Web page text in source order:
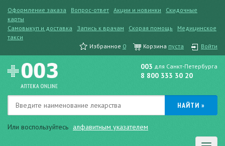
Оформление заказа Вопрос-ответ Акции и новинки
Скидочные
карты
Самовыкуп и доставка
Запись к врачам Скорая помощь
Медицинское
такси
Избранное 0 Корзина пуста Войти
Или воспользуйтесь алфавитным указателем
003 для Санкт-Петербурга
8 800 333 30 20